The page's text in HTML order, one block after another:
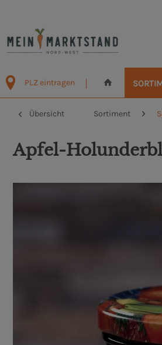
PLZ eintragen
Übersicht Sortiment
Apfel-